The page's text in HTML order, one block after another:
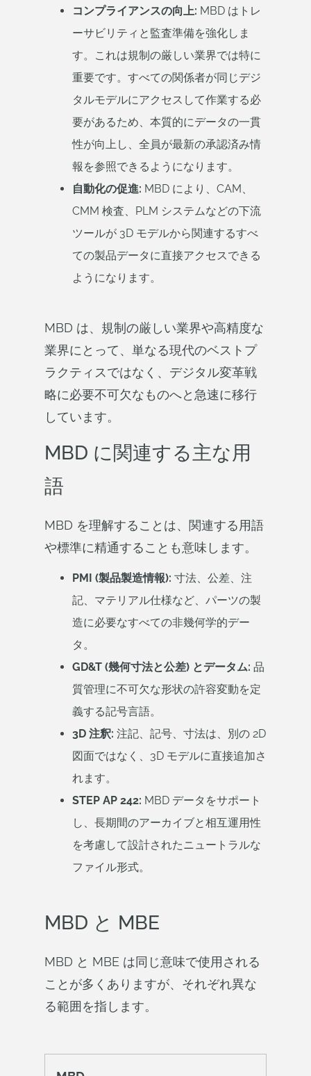
コンプライアンスの向上: MBD はトレ
ーサビリティと監査準備を強化しま
す。これは規制の厳しい業界では特に
重要です。すべての関係者が同じデジ
タルモデルにアクセスして作業する必
要があるため、本質的にデータの一貫
性が向上し、全員が最新の承認済み情
報を参照できるようになります。
自動化の促進: MBD により、CAM、
CMM 検査、PLM システムなどの下流
ツールが 3D モデルから関連するすべ
ての製品データに直接アクセスできる
ようになります。
MBD は、規制の厳しい業界や高精度な
業界にとって、単なる現代のベストプ
ラクティスではなく、デジタル変革戦
略に必要不可欠なものへと急速に移行
しています。
MBD に関連する主な用
語
MBD を理解することは、関連する用語
や標準に精通することも意味します。
PMI (製品製造情報): 寸法、公差、注
記、マテリアル仕様など、パーツの製
造に必要なすべての非幾何学的デー
タ。
GD&T (幾何寸法と公差) とデータム: 品
質管理に不可欠な形状の許容変動を定
義する記号言語。
3D 注釈: 注記、記号、寸法は、別の 2D
図面ではなく、3D モデルに直接追加さ
れます。
STEP AP 242: MBD データをサポート
し、長期間のアーカイブと相互運用性
を考慮して設計されたニュートラルな
ファイル形式。
MBD と MBE
MBD と MBE は同じ意味で使用される
ことが多くありますが、それぞれ異な
る範囲を指します。